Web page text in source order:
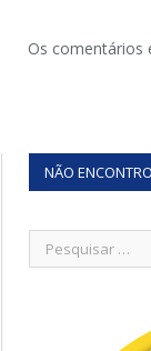
Os comentários
NÃO